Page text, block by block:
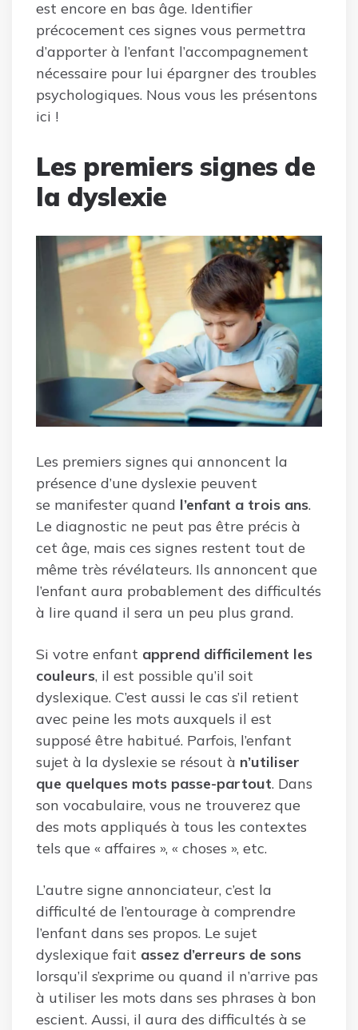
est encore en bas âge. Identifier
précocement ces signes vous permettra
d’apporter à l’enfant l’accompagnement
nécessaire pour lui épargner des troubles
psychologiques. Nous vous les présentons
ici !
Les premiers signes de
la dyslexie
Les premiers signes qui annoncent la
présence d’une dyslexie peuvent
se manifester quand l’enfant a trois ans.
Le diagnostic ne peut pas être précis à
cet âge, mais ces signes restent tout de
même très révélateurs. Ils annoncent que
l’enfant aura probablement des difficultés
à lire quand il sera un peu plus grand.
Si votre enfant apprend difficilement les
couleurs, il est possible qu’il soit
dyslexique. C’est aussi le cas s’il retient
avec peine les mots auxquels il est
supposé être habitué. Parfois, l’enfant
sujet à la dyslexie se résout à n’utiliser
que quelques mots passe-partout. Dans
son vocabulaire, vous ne trouverez que
des mots appliqués à tous les contextes
tels que « affaires », « choses », etc.
L’autre signe annonciateur, c’est la
difficulté de l’entourage à comprendre
l’enfant dans ses propos. Le sujet
dyslexique fait assez d’erreurs de sons
lorsqu’il s’exprime ou quand il n’arrive pas
à utiliser les mots dans ses phrases à bon
escient. Aussi, il aura des difficultés à se